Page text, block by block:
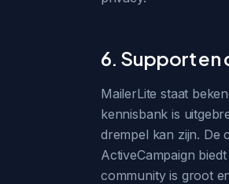
6. Support en
MailerLite staat
kennisbank is
drempel kan zijn. De
ActiveCampaign
community is groot